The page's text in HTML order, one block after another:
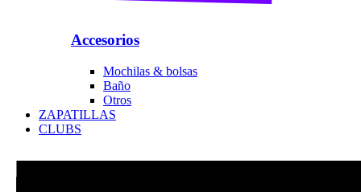
Accesorios
Mochilas & bolsas
Baño
Otros
ZAPATILLAS
CLUBS